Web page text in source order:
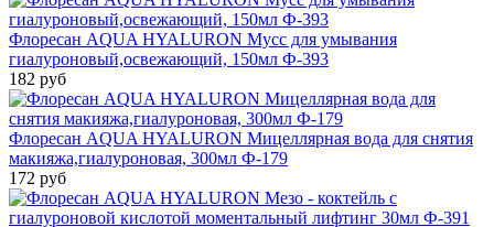
Флоресан AQUA HYALURON Мусс для умывания
гиалуроновый,освежающий, 150мл Ф-393
182 руб
Флоресан AQUA HYALURON Мицеллярная вода для снятия
макияжа,гиалуроновая, 300мл Ф-179
172 руб